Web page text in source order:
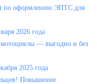
по оформлению ЭПТС для
2026 года
— выгодно и без
2025 года
Повышение